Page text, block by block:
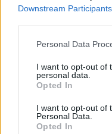
Downstream Participants
Personal Data
I want to opt-out of
personal data.
Opted In
I want to opt-out of
Personal Data.
Opted In
meilleur prix sur
Commentaires
Voir la vidéo
Tête »